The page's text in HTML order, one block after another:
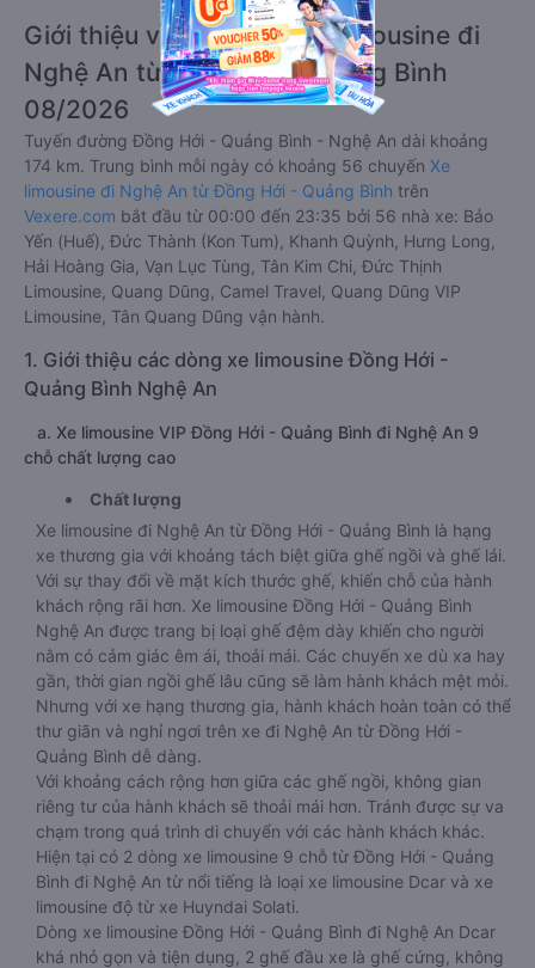
Giới thiệu về các dòng xe limousine đi
Nghệ An từ Đồng Hới - Quảng Bình
08/2026
Tuyến đường Đồng Hới - Quảng Bình - Nghệ An dài khoảng
174 km. Trung bình mỗi ngày có khoảng 56 chuyến Xe
limousine đi Nghệ An từ Đồng Hới - Quảng Bình trên
Vexere.com bắt đầu từ 00:00 đến 23:35 bởi 56 nhà xe: Bảo
Yến (Huế), Đức Thành (Kon Tum), Khanh Quỳnh, Hưng Long,
Hải Hoàng Gia, Vạn Lục Tùng, Tân Kim Chi, Đức Thịnh
Limousine, Quang Dũng, Camel Travel, Quang Dũng VIP
Limousine, Tân Quang Dũng vận hành.
1. Giới thiệu các dòng xe limousine Đồng Hới -
Quảng Bình Nghệ An
a. Xe limousine VIP Đồng Hới - Quảng Bình đi Nghệ An 9
chỗ chất lượng cao
Chất lượng
Xe limousine đi Nghệ An từ Đồng Hới - Quảng Bình là hạng
xe thương gia với khoảng tách biệt giữa ghế ngồi và ghế lái.
Với sự thay đổi về mặt kích thước ghế, khiến chỗ của hành
khách rộng rãi hơn. Xe limousine Đồng Hới - Quảng Bình
Nghệ An được trang bị loại ghế đệm dày khiến cho người
nằm có cảm giác êm ái, thoải mái. Các chuyến xe dù xa hay
gần, thời gian ngồi ghế lâu cũng sẽ làm hành khách mệt mỏi.
Nhưng với xe hạng thương gia, hành khách hoàn toàn có thể
thư giãn và nghỉ ngơi trên xe đi Nghệ An từ Đồng Hới -
Quảng Bình dễ dàng.
Với khoảng cách rộng hơn giữa các ghế ngồi, không gian
riêng tư của hành khách sẽ thoải mái hơn. Tránh được sự va
chạm trong quá trình di chuyển với các hành khách khác.
Hiện tại có 2 dòng xe limousine 9 chỗ từ Đồng Hới - Quảng
Bình đi Nghệ An từ nổi tiếng là loại xe limousine Dcar và xe
limousine độ từ xe Huyndai Solati.
Dòng xe limousine Đồng Hới - Quảng Bình đi Nghệ An Dcar
khá nhỏ gọn và tiện dụng, 2 ghế đầu xe là ghế cứng, không